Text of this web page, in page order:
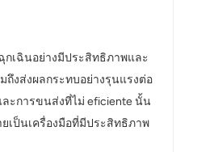
กเฉินอย่างมีประสิทธิภาพและ
ถึงส่งผลกระทบอย่างรุนแรงต่อ
ะการขนส่งที่ไม่ eficiente นั้น
เป็นเครื่องมือที่มีประสิทธิภาพ